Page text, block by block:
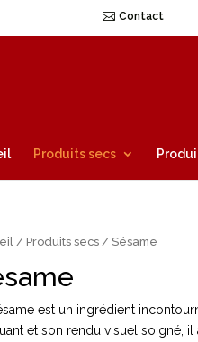
Contact
Produits secs
/Produits secs / Sésame
est un ingrédient
et son rendu visuel soigné, il